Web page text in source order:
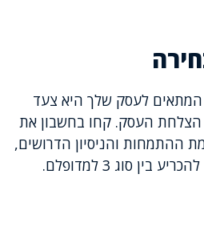
לעסק שלך היא צעד
הצלחת העסק. קחו בחשבון את
ההתמחות והניסיון הדרושים,
סוג 3 למדופלם.